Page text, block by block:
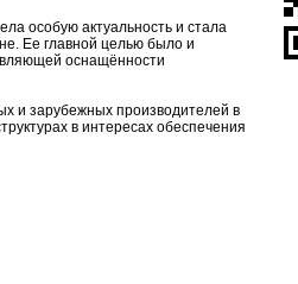
особую актуальность и стала
Ее главной целью было и
оснащённости
и зарубежных производителей в
в интересах обеспечения